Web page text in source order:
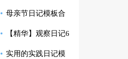
母亲节日记模板合
集七篇
【精华】观察日记6
篇实用的实践日记模